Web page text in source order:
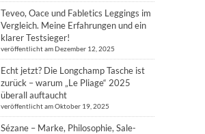
Teveo, Oace und Fabletics Leggings im
Vergleich. Meine Erfahrungen und ein
klarer Testsieger!
veröffentlicht am Dezember 12, 2025
Echt jetzt? Die Longchamp Tasche ist
zurück – warum „Le Pliage“ 2025
überall auftaucht
veröffentlicht am Oktober 19, 2025
Sézane – Marke, Philosophie, Sale-